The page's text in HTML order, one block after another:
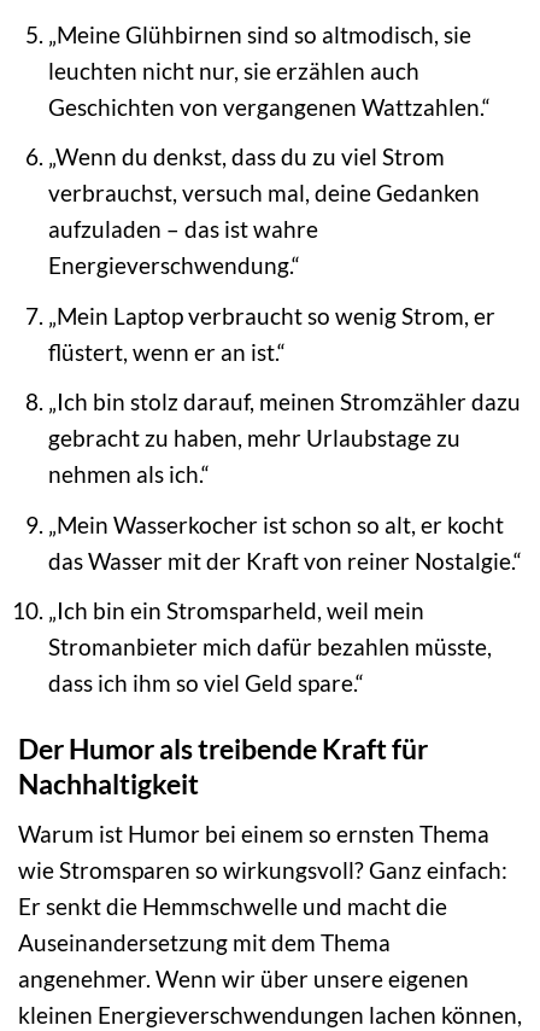
„Meine Glühbirnen sind so altmodisch, sie
leuchten nicht nur, sie erzählen auch
Geschichten von vergangenen Wattzahlen.“
„Wenn du denkst, dass du zu viel Strom
verbrauchst, versuch mal, deine Gedanken
aufzuladen – das ist wahre
Energieverschwendung.“
„Mein Laptop verbraucht so wenig Strom, er
flüstert, wenn er an ist.“
„Ich bin stolz darauf, meinen Stromzähler dazu
gebracht zu haben, mehr Urlaubstage zu
nehmen als ich.“
„Mein Wasserkocher ist schon so alt, er kocht
das Wasser mit der Kraft von reiner Nostalgie.“
„Ich bin ein Stromsparheld, weil mein
Stromanbieter mich dafür bezahlen müsste,
dass ich ihm so viel Geld spare.“
Der Humor als treibende Kraft für
Nachhaltigkeit
Warum ist Humor bei einem so ernsten Thema
wie Stromsparen so wirkungsvoll? Ganz einfach:
Er senkt die Hemmschwelle und macht die
Auseinandersetzung mit dem Thema
angenehmer. Wenn wir über unsere eigenen
kleinen Energieverschwendungen lachen können,